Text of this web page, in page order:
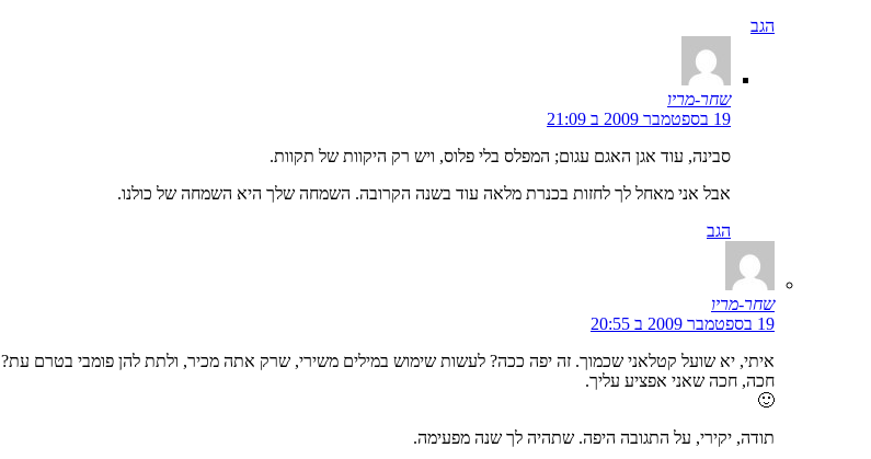
הגב
שחר-מריו
19 בספטמבר 2009 ב 21:09
סבינה, עוד אגן האגם עגום; המפלס בלי פלוס, ויש רק היקוות של תקוות.
אבל אני מאחל לך לחזות בכנרת מלאה עוד בשנה הקרובה. השמחה שלך היא השמחה של כולנו.
הגב
שחר-מריו
19 בספטמבר 2009 ב 20:55
איתי, יא שועל קטלאני שכמוך. זה יפה ככה? לעשות שימוש במילים משירי, שרק אתה מכיר, ולתת להן פומבי בטרם עת?
חכה, חכה שאני אפציע עליך.
🙂
תודה, יקירי, על התגובה היפה. שתהיה לך שנה מפעימה.